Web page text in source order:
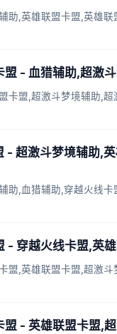
助,英雄联盟卡盟,英雄
盟 - 血猎辅助,超激
卡盟,超激斗梦境辅助,
- 超激斗梦境辅助,
助,血猎辅助,穿越火线
- 穿越火线卡盟,英
盟,英雄联盟卡盟,超激
盟 - 英雄联盟卡盟,